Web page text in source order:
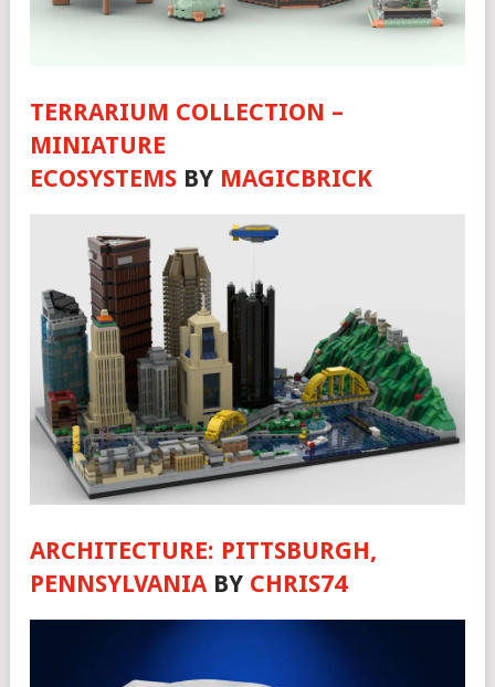
TERRARIUM COLLECTION –
MINIATURE
ECOSYSTEMS BY MAGICBRICK
ARCHITECTURE: PITTSBURGH,
PENNSYLVANIA BY CHRIS74